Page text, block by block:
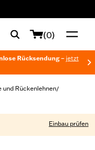
(0)
Rücksendung – jetzt
und Rückenlehnen/
Einbau prüfen